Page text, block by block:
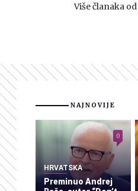
Više članaka od
NAJNOVIJE
HRVATSKA
Preminuo Andrej
0